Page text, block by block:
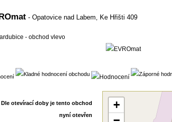
- Opatovice nad Labem, Ke Hřišti 409
+